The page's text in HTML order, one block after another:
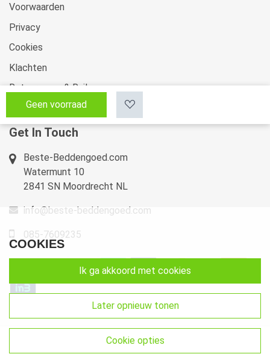
Geen voorraad
Voorwaarden
Privacy
Cookies
Klachten
Retourneren & Ruilen
Sitemap
Get In Touch
Beste-Beddengoed.com
Watermunt 10
2841 SN Moordrecht NL
info@beste-beddengoed.com
085-7609235
COOKIES
ik ga akkoord met cookies
later opnieuw tonen
cookie opties